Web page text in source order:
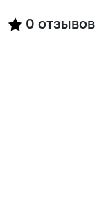
0 отзывов